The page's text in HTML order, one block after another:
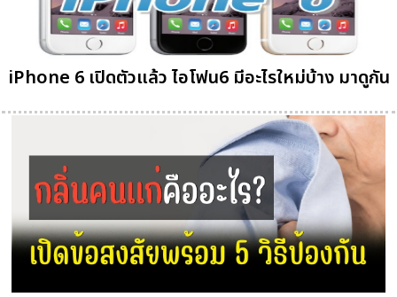
iPhone 6 เปิดตัวแล้ว ไอโฟน6 มีอะไรใหม่บ้าง มาดูกัน